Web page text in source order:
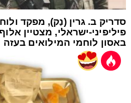
סדריק ב. גרין (נַק), מפקד
פיליפיני-ישראלי, מצטיין
באסון לוחמי המילואים בעזה